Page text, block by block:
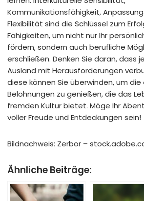
Kommunikationsfähigkeit,
Flexibilität sind die Schlüssel zum
Fähigkeiten, um nicht nur Ihr
fördern, sondern auch berufliche
erschließen. Denken Sie daran, dass
Ausland mit Herausforderungen
diese können Sie überwinden, um
Belohnungen zu genießen, die das
fremden Kultur bietet. Möge Ihr
voller Freude und Entdeckungen sein!
Bildnachweis: Zerbor –
Ähnliche Beiträge: